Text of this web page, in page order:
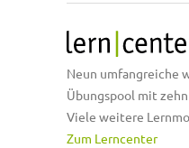
Neun umfangreiche
Übungspool mit
Viele weitere
Zum Lerncenter